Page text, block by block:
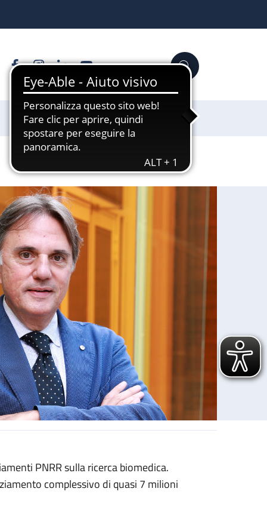
FacebookInstagram
LinkedinYouTube Cerca
Sostienici
PNRR sulla ricerca biomedica.
complessivo di quasi 7 milioni